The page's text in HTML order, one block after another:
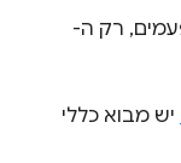
רק ה-
יש מבוא כללי